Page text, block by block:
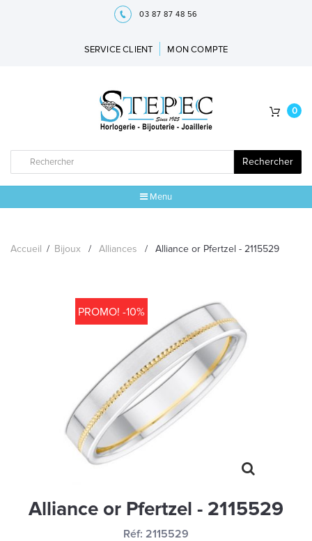
03 87 87 48 56
SERVICE CLIENT MON COMPTE
Rechercher
0
Menu
MONTRES
LES GEORGETTES
SWAROVSKI
BONNES AFFAIRES
CARTES CADEAUX
IDÉE CADEAUX
BLOG
Accueil / Bijoux / Alliances / Alliance or Pfertzel - 2115529
PROMO! -10%
Alliance or Pfertzel - 2115529
Réf: 2115529